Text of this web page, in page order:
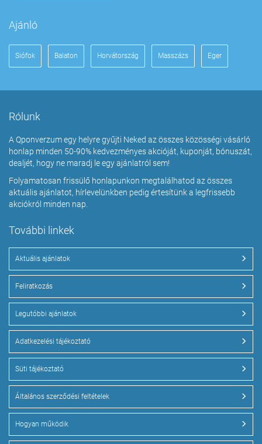
Ajánló
Siófok Balaton Horvátország Masszázs Eger
Rólunk
A Qponverzum egy helyre gyűjti Neked az összes közösségi vásárló
honlap minden 50-90% kedvezményes akcióját, kuponját, bónuszát,
dealjét, hogy ne maradj le egy ajánlatról sem!
Folyamatosan frissülő honlapunkon megtalálhatod az összes
aktuális ajánlatot, hírlevelünkben pedig értesítünk a legfrissebb
akciókról minden nap.
További linkek
Aktuális ajánlatok
Feliratkozás
Legutóbbi ajánlatok
Adatkezelési tájékoztató
Süti tájékoztató
Általános szerződési feltételek
Hogyan működik